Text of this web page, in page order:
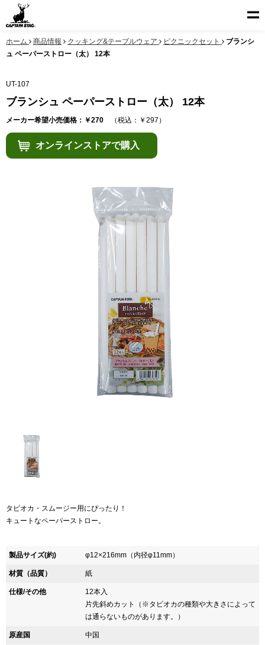
ホーム 商品情報 クッキング&テーブルウェア ピクニックセット
ブランシ
ュ ペーパーストロー（太） 12本
UT-107
ブランシュ ペーパーストロー（太） 12本
メーカー希望小売価格：￥270 （税込：￥297）
オンラインストアで購入
タピオカ・スムージー用にぴったり！
キュートなペーパーストロー。
製品サイズ(約) φ12×216mm（内径φ11mm）
材質（品質） 紙
仕様/その他
12本入
片先斜めカット（※タピオカの種類や大きさによって
は通らないものがあります。）
原産国 中国